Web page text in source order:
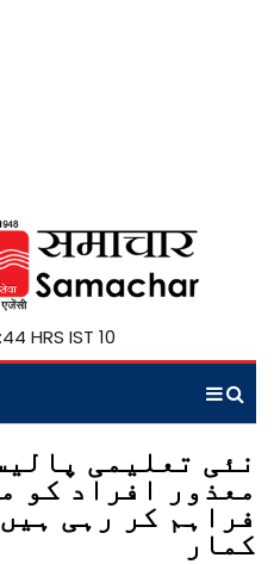
10 Aug 2026, 11:44 HRS IST
نئی تعلیمی
معذور افراد کو
فراہم کر رہی
کمار